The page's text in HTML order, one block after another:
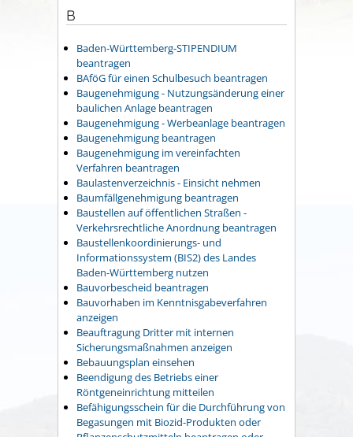
B
Baden-Württemberg-STIPENDIUM
beantragen
BAföG für einen Schulbesuch beantragen
Baugenehmigung - Nutzungsänderung einer
baulichen Anlage beantragen
Baugenehmigung - Werbeanlage beantragen
Baugenehmigung beantragen
Baugenehmigung im vereinfachten
Verfahren beantragen
Baulastenverzeichnis - Einsicht nehmen
Baumfällgenehmigung beantragen
Baustellen auf öffentlichen Straßen -
Verkehrsrechtliche Anordnung beantragen
Baustellenkoordinierungs- und
Informationssystem (BIS2) des Landes
Baden-Württemberg nutzen
Bauvorbescheid beantragen
Bauvorhaben im Kenntnisgabeverfahren
anzeigen
Beauftragung Dritter mit internen
Sicherungsmaßnahmen anzeigen
Bebauungsplan einsehen
Beendigung des Betriebs einer
Röntgeneinrichtung mitteilen
Befähigungsschein für die Durchführung von
Begasungen mit Biozid-Produkten oder